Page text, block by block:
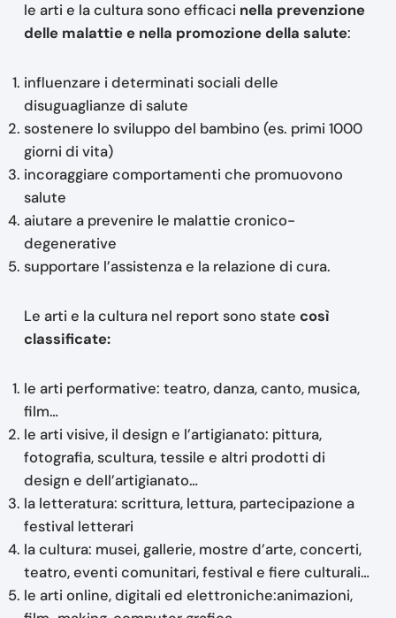
le arti e la cultura sono efficaci nella prevenzione
delle malattie e nella promozione della salute:
influenzare i determinati sociali delle
disuguaglianze di salute
sostenere lo sviluppo del bambino (es. primi 1000
giorni di vita)
incoraggiare comportamenti che promuovono
salute
aiutare a prevenire le malattie cronico-
degenerative
supportare l’assistenza e la relazione di cura.
Le arti e la cultura nel report sono state così
classificate:
le arti performative: teatro, danza, canto, musica,
film…
le arti visive, il design e l’artigianato: pittura,
fotografia, scultura, tessile e altri prodotti di
design e dell’artigianato…
la letteratura: scrittura, lettura, partecipazione a
festival letterari
la cultura: musei, gallerie, mostre d’arte, concerti,
teatro, eventi comunitari, festival e fiere culturali…
le arti online, digitali ed elettroniche:animazioni,